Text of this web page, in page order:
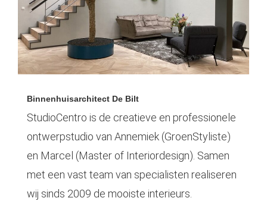
Binnenhuisarchitect De Bilt
StudioCentro is de creatieve en professionele
ontwerpstudio van Annemiek (GroenStyliste)
en Marcel (Master of Interiordesign). Samen
met een vast team van specialisten realiseren
wij sinds 2009 de mooiste interieurs.